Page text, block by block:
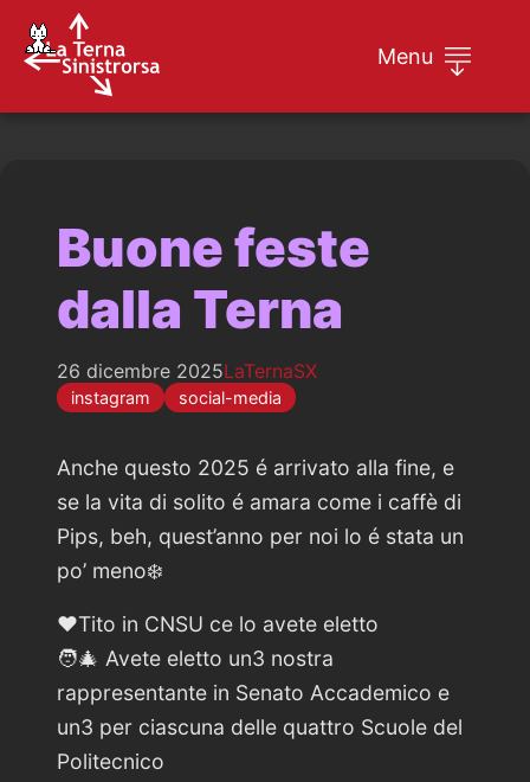
Menu
Calcolatrice tasse universitarie
Buone feste
dalla Terna
26 dicembre 2025LaTernaSX
instagram social-media
Anche questo 2025 é arrivato alla fine, e
se la vita di solito é amara come i caffè di
Pips, beh, quest’anno per noi lo é stata un
po’ meno❄️
❤️Tito in CNSU ce lo avete eletto
🧑‍🎄 Avete eletto un3 nostra
rappresentante in Senato Accademico e
un3 per ciascuna delle quattro Scuole del
Politecnico